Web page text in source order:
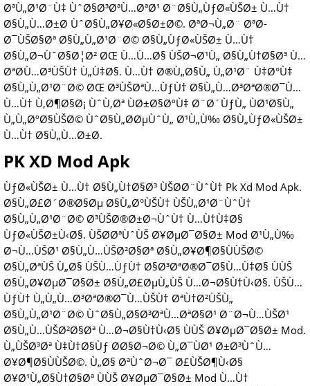
ØªÙ„Ø¹Ø¨Ù‡ ÙˆØ§Ø³ØªÙ…ØªØ¹ Ø¨Ø§Ù„ÙƒØ«ÙŠØ± Ù…Ù†
Ø§Ù„Ù…Ø±Ø­ ÙˆØ§Ù„Ø¥Ø«Ø§Ø±Ø©. ØªØ¬Ù„Ø¨ ØªØ­
Ø¯ÙŠØ§Øª Ø§Ù„Ù„Ø¹Ø¨Ø© Ø§Ù„ÙƒØ«ÙŠØ± Ù…Ù†
Ø§Ù„Ø¬ÙˆØ§Ø¦Ø² ØŒ Ù…Ù…Ø§ ÙŠØ¬Ø¹Ù„ Ø§Ù„Ù†Ø§Ø³ Ù…
ØªØ­Ù…Ø³ÙŠÙ† Ù„Ù‡Ø§. Ù…Ù† Ø®Ù„Ø§Ù„ Ù„Ø¹Ø¨ Ù‡Ø°Ù‡
Ø§Ù„Ù„Ø¹Ø¨Ø© ØŒ Ø³ÙŠØªÙ…ÙƒÙ† Ø§Ù„Ù…Ø³ØªØ®Ø¯Ù…
Ù…Ù† Ù‚Ø¶Ø§Ø¡ ÙˆÙ‚Øª ÙØ±Ø§ØºÙ‡ Ø¨Ø´ÙƒÙ„ ÙØ¹Ø§Ù„
Ù„Ù„ØºØ§ÙŠØ© ÙˆØ§Ù„Ø­ØµÙˆÙ„ Ø¹Ù„Ù‰ Ø§Ù„ÙƒØ«ÙŠØ±
Ù…Ù† Ø§Ù„Ù…Ø±Ø­.
PK XD Mod Apk
ÙƒØ«ÙŠØ± Ù…Ù† Ø§Ù„Ù†Ø§Ø³ ÙŠØ­Ø¨ÙˆÙ† Pk Xd Mod Apk.
Ø§Ù„Ø£Ø´Ø®Ø§Øµ Ø§Ù„Ø°ÙŠÙ† ÙŠÙ„Ø¹Ø¨ÙˆÙ†
Ø§Ù„Ù„Ø¹Ø¨Ø© Ø³ÙŠØ®Ø±Ø¬ÙˆÙ† Ù…Ù†Ù‡Ø§
ÙƒØ«ÙŠØ±Ù‹Ø§. ÙŠØ­ØªÙˆÙŠ Ø¥ØµØ¯Ø§Ø± Mod Ø¹Ù„Ù‰
Ø¬Ù…ÙŠØ¹ Ø§Ù„Ù…ÙŠØ²Ø§Øª Ø§Ù„Ø¥Ø¶Ø§ÙÙŠØ©
Ø§Ù„ØªÙŠ Ù„Ø§ ÙŠÙ…ÙƒÙ† Ø§Ø³ØªØ®Ø¯Ø§Ù…Ù‡Ø§ ÙÙŠ
Ø§Ù„Ø¥ØµØ¯Ø§Ø± Ø§Ù„Ø£ØµÙ„ÙŠ Ù…Ø¬Ø§Ù†Ù‹Ø§. ÙŠÙ…
ÙƒÙ† Ù„Ù„Ù…Ø³ØªØ®Ø¯Ù…ÙŠÙ† ØªÙ†Ø²ÙŠÙ„
Ø§Ù„Ù„Ø¹Ø¨Ø© ÙˆØ§Ù„Ø§Ø³ØªÙ…ØªØ§Ø¹ Ø¨Ø¬Ù…ÙŠØ¹
Ø§Ù„Ù…ÙŠØ²Ø§Øª Ù…Ø¬Ø§Ù†Ù‹Ø§ ÙÙŠ Ø¥ØµØ¯Ø§Ø± Mod.
Ù„ÙŠØ³Øª Ù‡Ù†Ø§Ùƒ Ø­Ø§Ø¬Ø© Ù„Ø¯ÙØ¹ Ø±Ø³ÙˆÙ…
Ø¥Ø¶Ø§ÙÙŠØ©. Ù„Ø§ ØªÙˆØ¬Ø¯ Ø£ÙŠØ¶Ù‹Ø§
Ø¥Ø¹Ù„Ø§Ù†Ø§Øª ÙÙŠ Ø¥ØµØ¯Ø§Ø± Mod Ù…Ù†